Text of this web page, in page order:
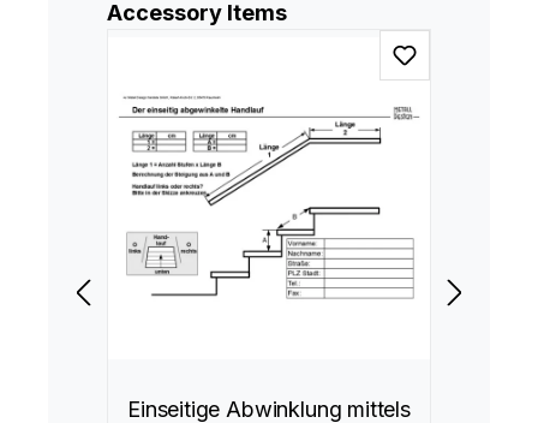
Produktgalerie überspringen
Accessory Items
Einseitige Abwinklung mittels